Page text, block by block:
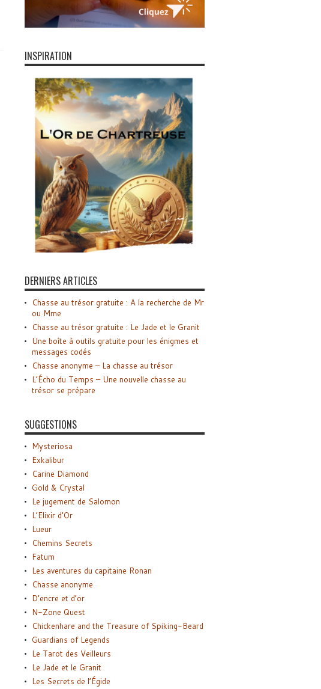
INSPIRATION
DERNIERS ARTICLES
Chasse au trésor gratuite : A la recherche de Mr
ou Mme
Chasse au trésor gratuite : Le Jade et le Granit
Une boîte à outils gratuite pour les énigmes et
messages codés
Chasse anonyme – La chasse au trésor
L’Écho du Temps – Une nouvelle chasse au
trésor se prépare
SUGGESTIONS
Mysteriosa
Exkalibur
Carine Diamond
Gold & Crystal
Le jugement de Salomon
L’Elixir d’Or
Lueur
Chemins Secrets
Fatum
Les aventures du capitaine Ronan
Chasse anonyme
D’encre et d’or
N-Zone Quest
Chickenhare and the Treasure of Spiking-Beard
Guardians of Legends
Le Tarot des Veilleurs
Le Jade et le Granit
Les Secrets de l’Égide